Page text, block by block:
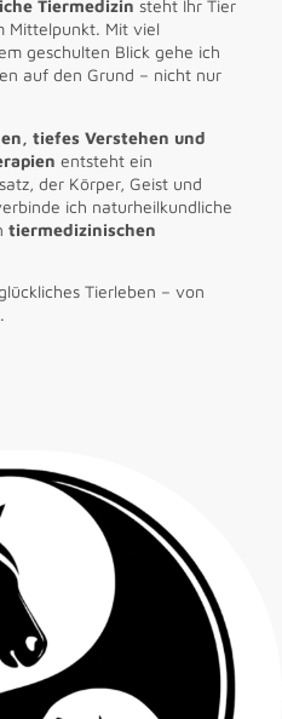
Tiermedizin steht Ihr Tier
Mittelpunkt. Mit viel
geschulten Blick gehe ich
auf den Grund – nicht nur
tiefes Verstehen und
entsteht ein
der Körper, Geist und
ich naturheilkundliche
tiermedizinischen
Tierleben – von